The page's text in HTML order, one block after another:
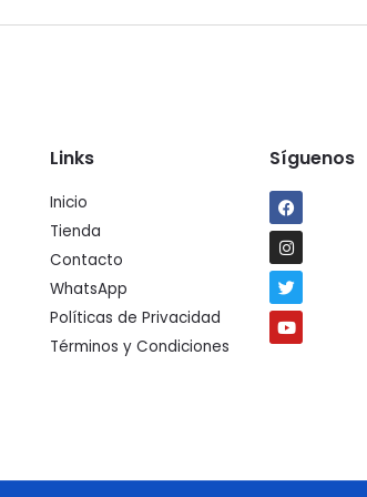
Links
Inicio
Tienda
Contacto
WhatsApp
Políticas de Privacidad
Términos y Condiciones
Síguenos
Facebook
Twitter
Youtube